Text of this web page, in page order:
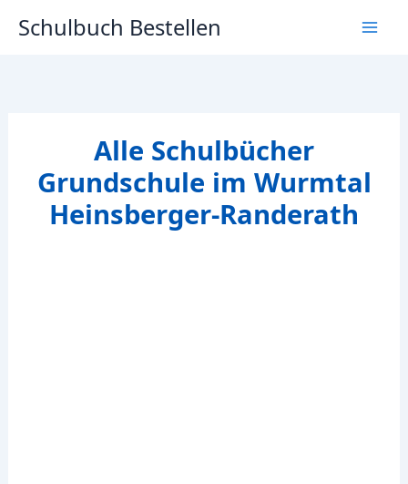
InhaltSchulbuch Bestellen
Alle Schulbücher
Grundschule im Wurmtal
Heinsberger-Randerath